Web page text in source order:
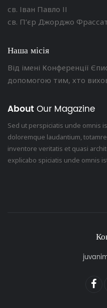
св. Іван Павло ІІ
св. П’єр Джорджо
Наша місія
Від імені Конференції
допомогою тим, хто
About Our Magazine
Sed ut perspiciatis unde omnis
doloremque laudantium,
inventore veritatis et quasi
explicabo spiciatis unde omnis